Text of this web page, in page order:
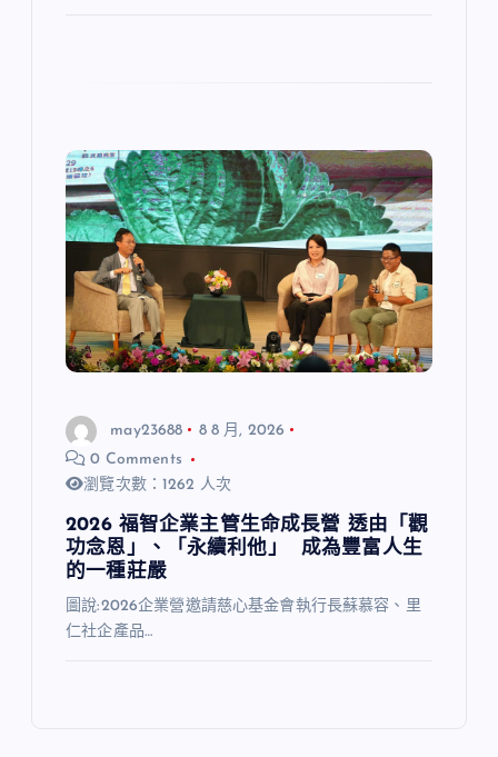
may23688
8 8 月, 2026
0 Comments
瀏覽次數：1262 人次
2026 福智企業主管生命成長營 透由「觀
功念恩」、「永續利他」 成為豐富人生
的一種莊嚴
圖說:2026企業營邀請慈心基金會執行長蘇慕容、里
仁社企產品…